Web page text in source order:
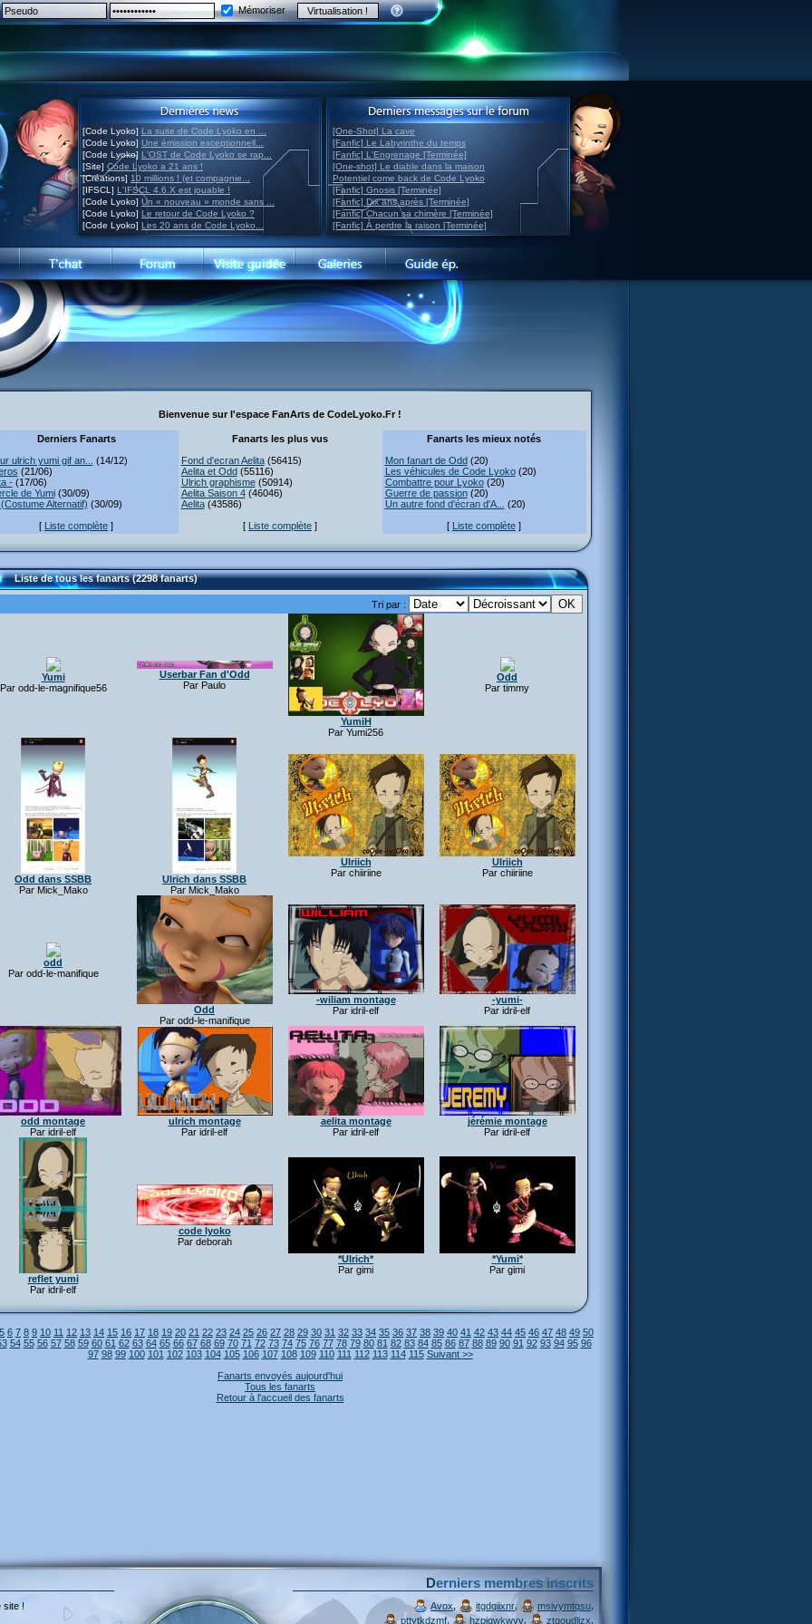
Mémoriser
[Code Lyoko] La suite de Code Lyoko en ...
[Code Lyoko] Une émission exceptionnell...
[Code Lyoko] L'OST de Code Lyoko se rap...
[Site] Code Lyoko a 21 ans !
[Créations] 10 millions ! (et compagnie...
[IFSCL] L'IFSCL 4.6.X est jouable !
[Code Lyoko] Un « nouveau » monde sans ...
[Code Lyoko] Le retour de Code Lyoko ?
[Code Lyoko] Les 20 ans de Code Lyoko...
[One-Shot] La cave
[Fanfic] Le Labyrinthe du temps
[Fanfic] L'Engrenage [Terminée]
[One-shot] Le diable dans la maison
Potentiel come back de Code Lyoko
[Fanfic] Gnosis [Terminée]
[Fanfic] Dix ans après [Terminée]
[Fanfic] Chacun sa chimère [Terminée]
[Fanfic] À perdre la raison [Terminée]
Bienvenue sur l'espace FanArts de CodeLyoko.Fr !
Derniers Fanarts
ulrich yumi gif an...
(14/12)
(21/06)
-(17/06)
de Yumi(30/09)
Alternatif) (30/09)
[ Liste complète ]
Fanarts les plus vus
Fond d'ecran Aelita(56415)
Aelita et Odd(55116)
Ulrich graphisme(50914)
Aelita Saison 4(46046)
Aelita(43586)
[ Liste complète ]
Fanarts les mieux notés
Mon fanart de Odd(20)
Les véhicules de Code Lyoko(20)
Combattre pour Lyoko(20)
Guerre de passion(20)
Un autre fond d'écran d'A...
(20)
[ Liste complète ]
Liste de tous les fanarts (2298 fanarts)
Tri par :
Yumi
Par odd-le-magnifique56
Userbar Fan d'Odd
Par Paulo
YumiH
Par Yumi256
Odd
Par timmy
Odd dans SSBB
Par Mick_Mako
Ulrich dans SSBB
Par Mick_Mako
Ulriich
Par chiiriine
Ulriich
Par chiiriine
odd
Par odd-le-manifique
Odd
Par odd-le-manifique
-wiliam montage
Par idril-elf
-yumi-
Par idril-elf
odd montage
Par idril-elf
ulrich montage
Par idril-elf
aelita montage
Par idril-elf
jérémie montage
Par idril-elf
reflet yumi
Par idril-elf
code lyoko
Par deborah
*Ulrich*
Par gimi
*Yumi*
Par gimi
5 6 7 8 9 10 11 12 13 14 15 16 17 18 19 20 21 22 23 24 25 26 27 28 29 30 31 32 33 34 35 36 37 38 39 40 41 42 43 44 45 46 47 48 49 50
54 55 56 57 58 59 60 61 62 63 64 65 66 67 68 69 70 71 72 73 74 75 76 77 78 79 80 81 82 83 84 85 86 87 88 89 90 91 92 93 94 95 96
97 98 99 100 101 102 103 104 105 106 107 108 109 110 111 112 113 114 115 Suivant >>
Fanarts envoyés aujourd'hui
Tous les fanarts
Retour à l'accueil des fanarts
site !
Derniers membres inscrits
Avox itgdqiixnr, msivymtqsu
pttytkdzmf, hzpjqwkwvv ztgoudljzx